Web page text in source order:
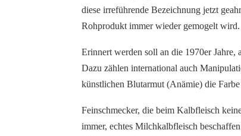
diese irreführende Bezeichnung jetzt
Rohprodukt immer wieder gemogelt wird.
Erinnert werden soll an die 1970er
Dazu zählen international auch
künstlichen Blutarmut (Anämie) die
Feinschmecker, die beim Kalbfleisch
immer, echtes Milchkalbfleisch